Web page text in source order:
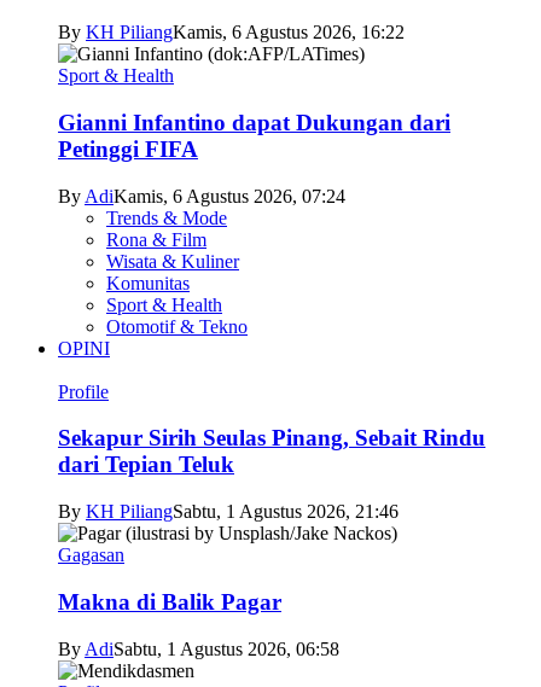
By KH PiliangKamis, 6 Agustus 2026, 16:22
Sport & Health
Gianni Infantino dapat Dukungan dari
Petinggi FIFA
By AdiKamis, 6 Agustus 2026, 07:24
Trends & Mode
Rona & Film
Wisata & Kuliner
Komunitas
Sport & Health
Otomotif & Tekno
OPINI
Profile
Sekapur Sirih Seulas Pinang, Sebait Rindu
dari Tepian Teluk
By KH PiliangSabtu, 1 Agustus 2026, 21:46
Gagasan
Makna di Balik Pagar
By AdiSabtu, 1 Agustus 2026, 06:58